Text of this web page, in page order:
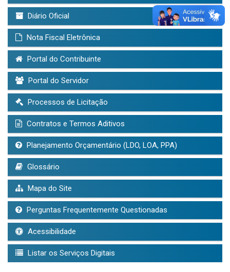
Diário Oficial
Nota Fiscal Eletrônica
Portal do Contribuinte
Portal do Servidor
Processos de Licitação
Contratos e Termos Aditivos
Planejamento Orçamentário (LDO, LOA, PPA)
Glossário
Mapa do Site
Perguntas Frequentemente Questionadas
Acessibilidade
Listar os Serviços Digitais